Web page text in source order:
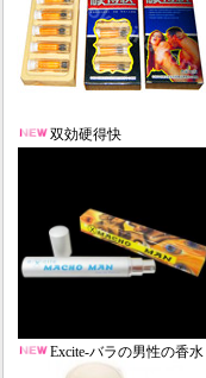
双効硬得快
Excite-バラの男性の香水